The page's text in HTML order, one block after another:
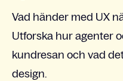
Vad händer med UX
Utforska hur agenter
kundresan och vad
design.